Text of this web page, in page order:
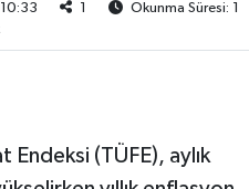
Okunma Süresi: 1
Endeksi (TÜFE), aylık